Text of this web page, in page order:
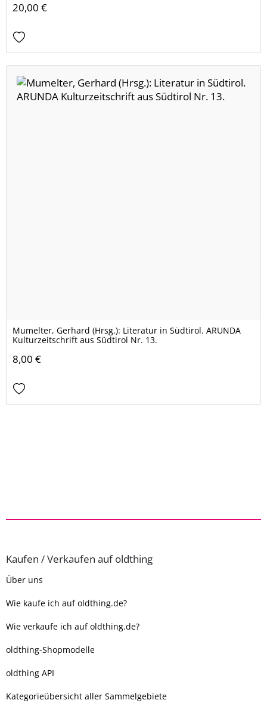
20,00 €
Mumelter, Gerhard (Hrsg.): Literatur in Südtirol. ARUNDA
Kulturzeitschrift aus Südtirol Nr. 13.
8,00 €
Kaufen / Verkaufen auf oldthing
Über uns
Wie kaufe ich auf oldthing.de?
Wie verkaufe ich auf oldthing.de?
oldthing-Shopmodelle
oldthing API
Kategorieübersicht aller Sammelgebiete